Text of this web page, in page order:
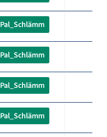
Pal_Schlämm
Pal_Schlämm
Pal_Schlämm
Pal_Schlämm